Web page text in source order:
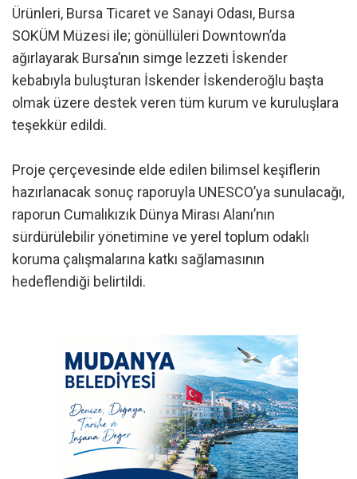
Ürünleri, Bursa Ticaret ve Sanayi Odası, Bursa
SOKÜM Müzesi ile; gönüllüleri Downtown’da
ağırlayarak Bursa’nın simge lezzeti İskender
kebabıyla buluşturan İskender İskenderoğlu başta
olmak üzere destek veren tüm kurum ve kuruluşlara
teşekkür edildi.
Proje çerçevesinde elde edilen bilimsel keşiflerin
hazırlanacak sonuç raporuyla UNESCO’ya sunulacağı,
raporun Cumalıkızık Dünya Mirası Alanı’nın
sürdürülebilir yönetimine ve yerel toplum odaklı
koruma çalışmalarına katkı sağlamasının
hedeflendiği belirtildi.